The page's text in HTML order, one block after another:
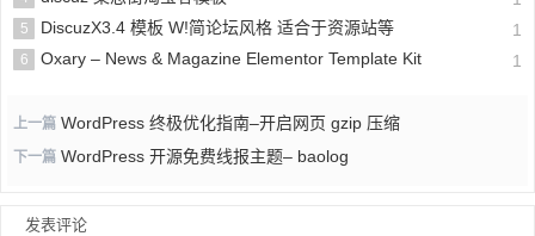
5 DiscuzX3.4 模板 W!简论坛风格 适合于资源站等 1
6 Oxary – News & Magazine Elementor Template Kit 1
上一篇 WordPress 终极优化指南–开启网页 gzip 压缩
下一篇 WordPress 开源免费线报主题– baolog
发表评论